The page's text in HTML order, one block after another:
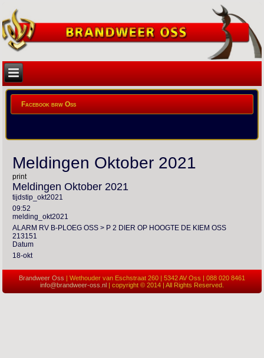
Facebook brw Oss
Meldingen Oktober 2021
print
Meldingen Oktober 2021
tijdstip_okt2021
09:52
melding_okt2021
ALARM RV B-PLOEG OSS > P 2 DIER OP HOOGTE DE KIEM OSS
213151
Datum
18-okt
Brandweer Oss | Wethouder van Eschstraat 260 | 5342 AV Oss | 088 020 8461
info@brandweer-oss.nl
| copyright © 2014 | All Rights Reserved.